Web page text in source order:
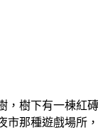
，樹下有一棟紅
市那種遊戲場所